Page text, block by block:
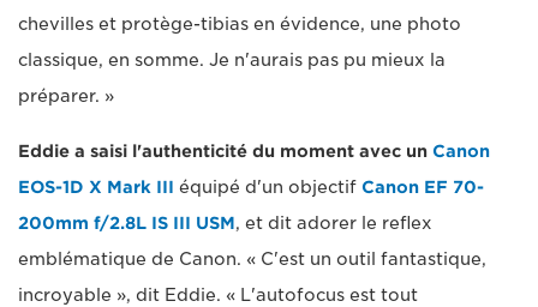
chevilles et protège-tibias en évidence, une photo
classique, en somme. Je n'aurais pas pu mieux la
préparer. »
Eddie a saisi l'authenticité du moment avec un Canon
EOS-1D X Mark III équipé d'un objectif Canon EF 70-
200mm f/2.8L IS III USM, et dit adorer le reflex
emblématique de Canon. « C'est un outil fantastique,
incroyable », dit Eddie. « L'autofocus est tout